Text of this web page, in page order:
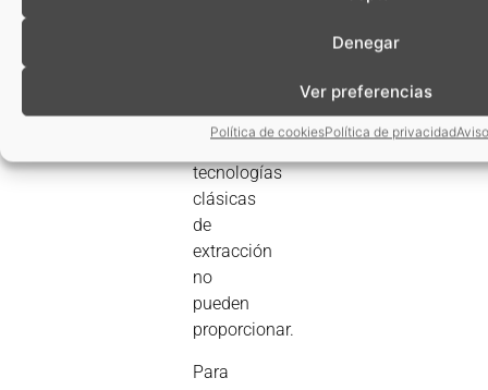
Denegar
Ver preferencias
Política de cookiesPolítica de privacidad
calidad,
tecnologías
clásicas
de
extracción
no
pueden
proporcionar.
Para